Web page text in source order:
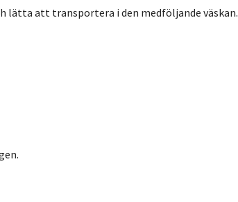
lätta att transportera i den medföljande väskan.